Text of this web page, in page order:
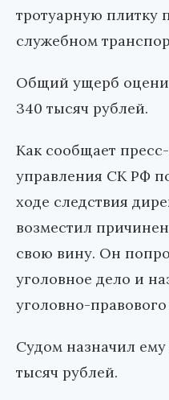
тротуарную плитку
служебном
Общий ущерб
340 тысяч рублей.
Как сообщает
управления СК РФ
ходе следствия
возместил
свою вину. Он
уголовное дело и
уголовно-правового
Судом назначил
тысяч рублей.